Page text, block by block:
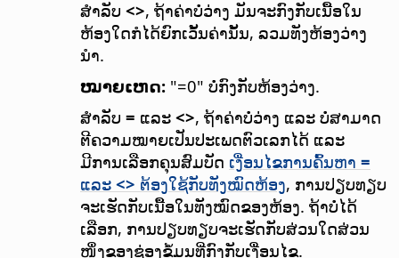
ສຳລັບ <>, ຖ້າຄ່າບໍ່ວ່າງ ມັນຈະກົງກັບເນື້ອໃນ
ຫ້ອງໃດກໍໄດ້ຍົກເວັ້ນຄ່ານັ້ນ, ລວມທັງຫ້ອງວ່າງ
ນຳ.
ໝາຍເຫດ: "=0" ບໍ່ກົງກັບຫ້ອງວ່າງ.
ສຳລັບ = ແລະ <>, ຖ້າຄ່າບໍ່ວ່າງ ແລະ ບໍ່ສາມາດ
ຕີຄວາມໝາຍເປັນປະເພດຕົວເລກໄດ້ ແລະ
ມີການເລືອກຄຸນສົມບັດ ເງື່ອນໄຂການຄົ້ນຫາ =
ແລະ <> ຕ້ອງໃຊ້ກັບທັງໝົດຫ້ອງ, ການປຽບທຽບ
ຈະເຮັດກັບເນື້ອໃນທັງໝົດຂອງຫ້ອງ. ຖ້າບໍ່ໄດ້
ເລືອກ, ການປຽບທຽບຈະເຮັດກັບສ່ວນໃດສ່ວນ
ໜຶ່ງຂອງຊ່ອງຂໍ້ມູນທີ່ກົງກັບເງື່ອນໄຂ.